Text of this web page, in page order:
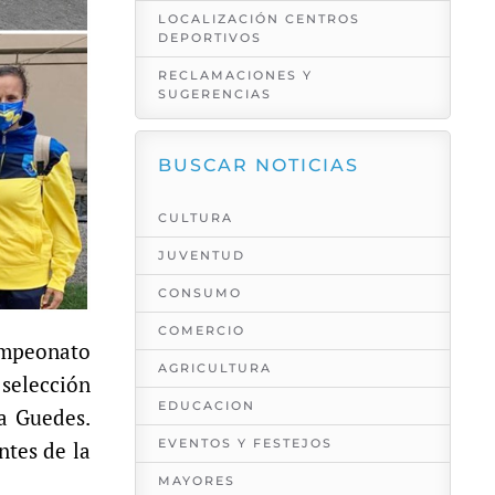
Guedes.
de la
LOCALIZACIÓN CENTROS
DEPORTIVOS
RECLAMACIONES Y
SUGERENCIAS
BUSCAR NOTICIAS
CULTURA
JUVENTUD
CONSUMO
COMERCIO
AGRICULTURA
EDUCACION
EVENTOS Y FESTEJOS
MAYORES